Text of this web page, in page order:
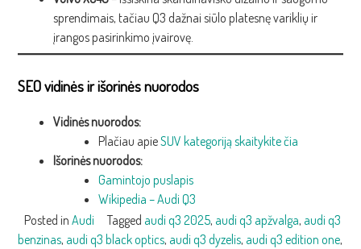
sprendimais, tačiau Q3 dažnai siūlo platesnę variklių ir
įrangos pasirinkimo įvairovę.
SEO vidinės ir išorinės nuorodos
Vidinės nuorodos:
Plačiau apieSUV kategoriją skaitykite čia
Išorinės nuorodos:
Gamintojo puslapis
Wikipedia – Audi Q3
Posted inAudi Tagged audi q3 2025, audi q3 apžvalga, audi q3
benzinas, audi q3 black optics, audi q3 dyzelis, audi q3 edition one,